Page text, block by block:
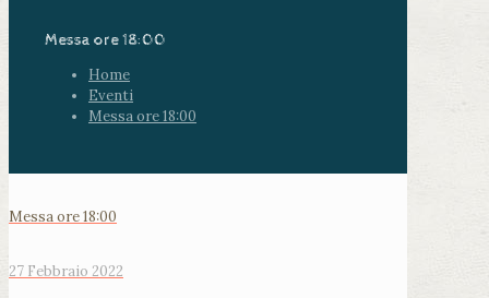
Messa ore 18:00
Home
Eventi
Messa ore 18:00
Messa ore 18:00
27 Febbraio 2022